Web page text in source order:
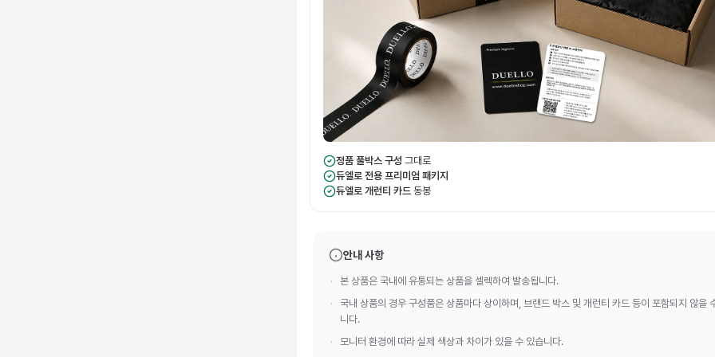
정품 풀박스 구성 그대로
듀엘로 전용 프리미엄 패키지
듀엘로 개런티 카드 동봉
안내 사항
본 상품은 국내에 유통되는 상품을 셀렉하여 발송됩니다.
국내 상품의 경우 구성품은 상품마다 상이하며, 브랜드 박스 및 개런티 카드 등이 포함되지 않을
니다.
모니터 환경에 따라 실제 색상과 차이가 있을 수 있습니다.